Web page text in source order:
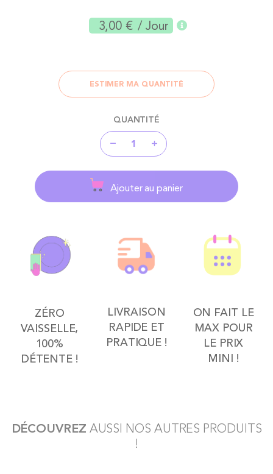
3,00 € / Jour
ESTIMER MA QUANTITÉ
QUANTITÉ
Ajouter au panier
ZÉRO
VAISSELLE,
100%
DÉTENTE !
LIVRAISON
RAPIDE ET
PRATIQUE !
ON FAIT LE
MAX POUR
LE PRIX
MINI !
DÉCOUVREZAUSSI NOS AUTRES PRODUITS
!